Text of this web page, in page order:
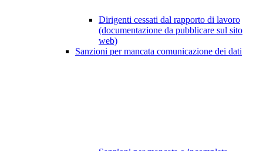
Dirigenti cessati dal rapporto di lavoro
(documentazione da pubblicare sul sito
web)
Sanzioni per mancata comunicazione dei dati